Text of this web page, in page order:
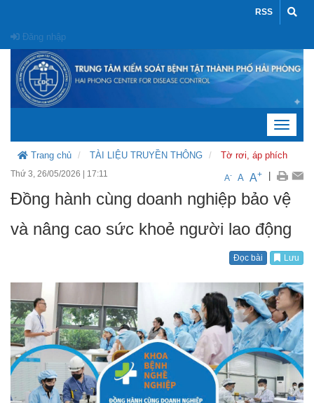
RSS
Đăng nhập
Toggle
Trang chủ
TÀI LIỆU TRUYỀN THÔNG Tờ rơi, áp phích
Thứ 3, 26/05/2026 | 17:11 A- A A+ |
Đồng hành cùng doanh nghiệp bảo vệ
và nâng cao sức khoẻ người lao động
Đọc bài Lưu